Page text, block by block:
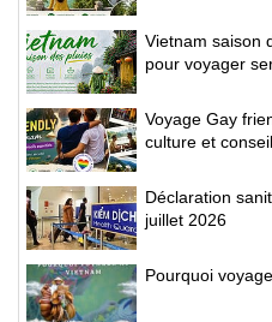
Vietnam saison
pour voyager
Voyage Gay
culture et
Déclaration
juillet 2026
Pourquoi